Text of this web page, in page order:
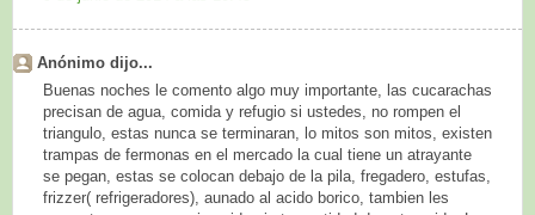
Anónimo dijo...
Buenas noches le comento algo muy importante, las cucarachas
precisan de agua, comida y refugio si ustedes, no rompen el
triangulo, estas nunca se terminaran, lo mitos son mitos, existen
trampas de fermonas en el mercado la cual tiene un atrayante
se pegan, estas se colocan debajo de la pila, fregadero, estufas,
frizzer( refrigeradores), aunado al acido borico, tambien les